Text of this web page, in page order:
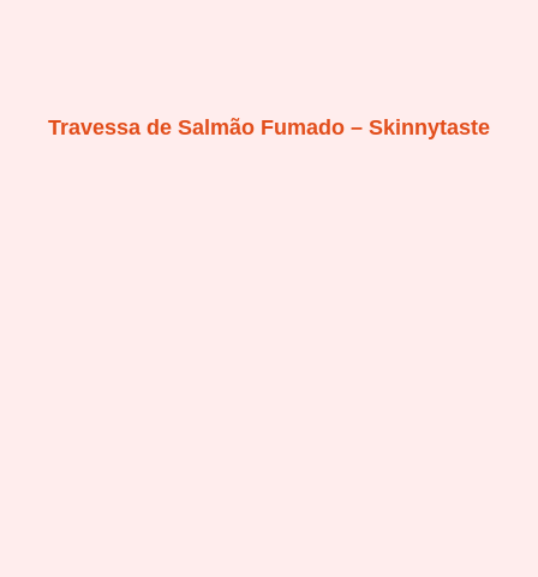
Travessa de Salmão Fumado – Skinnytaste